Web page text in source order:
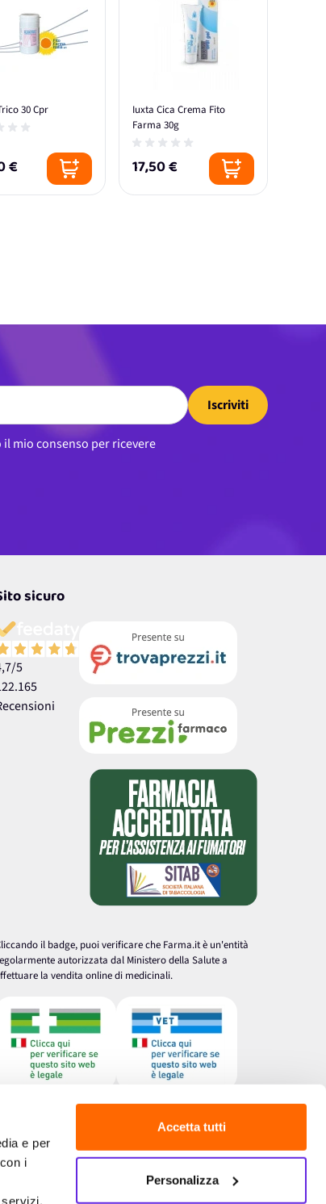
e per
i
Accetta tutti
Personalizza
30 Cpr
€
Iuxta Cica Crema Fito
Farma 30g
17,50 €
leggendo la pagina
Iscriviti
il mio consenso per ricevere
sicuro
/5
il badge, puoi verificare che Farma.it è un'entità
autorizzata dal Ministero della Salute a
la vendita online di medicinali.